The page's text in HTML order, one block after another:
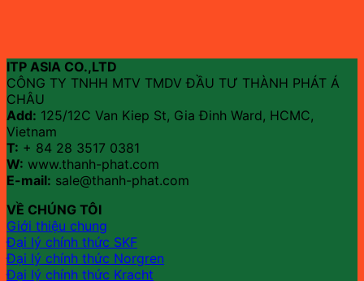
ITP ASIA CO.,LTD
CÔNG TY TNHH MTV TMDV ĐẦU TƯ THÀNH PHÁT Á
CHÂU
Add: 125/12C Van Kiep St, Gia Đinh Ward, HCMC,
Vietnam
T: + 84 28 3517 0381
W: www.thanh-phat.com
E-mail: sale@thanh-phat.com
VỀ CHÚNG TÔI
Giới thiệu chung
Đại lý chính thức SKF
Đại lý chính thức Norgren
Đại lý chính thức Kracht